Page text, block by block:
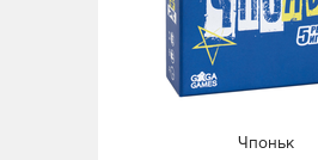
Чпоньк